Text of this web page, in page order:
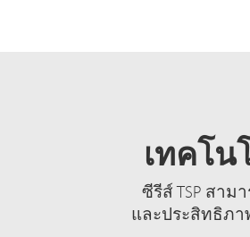
เทคโน
ซีรีส์ TSP สา
และประสิทธิภ